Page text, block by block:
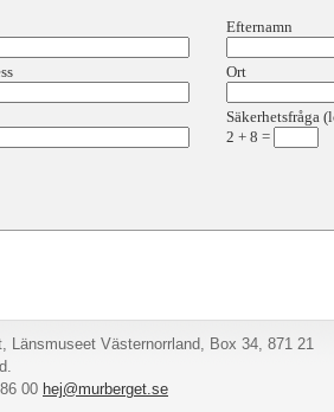
Efternamn
Ort
Säkerhetsfråga
2 + 8 =
Länsmuseet Västernorrland, Box 34, 871 21
00 hej@murberget.se